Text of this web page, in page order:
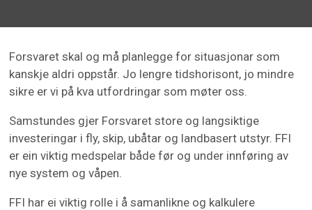
Forsvaret skal og må planlegge for situasjonar som
kanskje aldri oppstår. Jo lengre tidshorisont, jo mindre
sikre er vi på kva utfordringar som møter oss.
Samstundes gjer Forsvaret store og langsiktige
investeringar i fly, skip, ubåtar og landbasert utstyr. FFI
er ein viktig medspelar både før og under innføring av
nye system og våpen.
FFI har ei viktig rolle i å samanlikne og kalkulere